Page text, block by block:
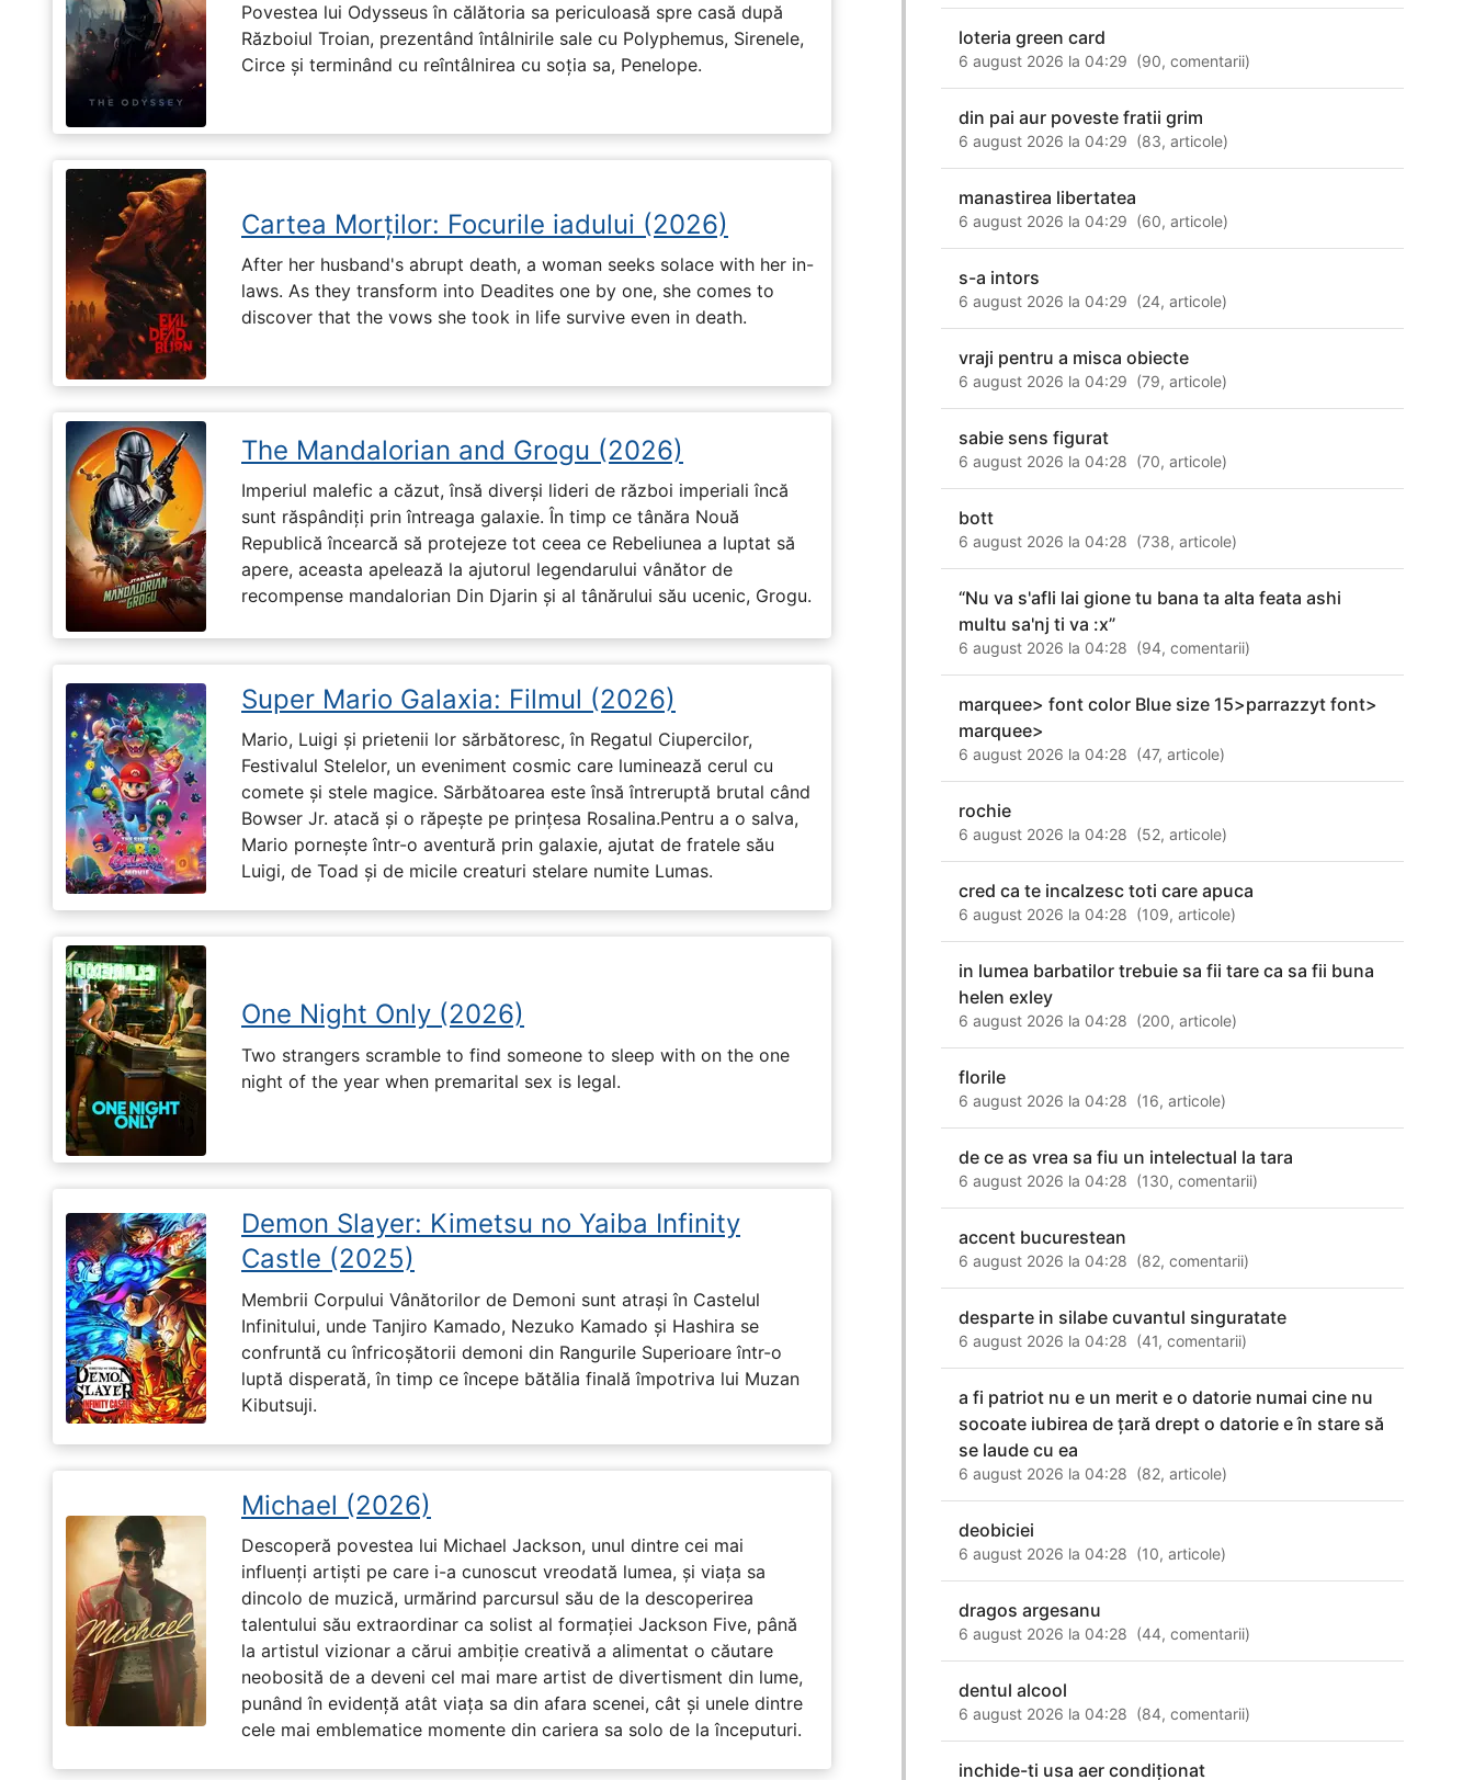
Povestea lui Odysseus în călătoria sa periculoasă spre casă după
Războiul Troian, prezentând întâlnirile sale cu Polyphemus, Sirenele,
Circe și terminând cu reîntâlnirea cu soția sa, Penelope.
Cartea Morților: Focurile iadului (2026)
After her husband's abrupt death, a woman seeks solace with her in-
laws. As they transform into Deadites one by one, she comes to
discover that the vows she took in life survive even in death.
The Mandalorian and Grogu (2026)
Imperiul malefic a căzut, însă diverși lideri de război imperiali încă
sunt răspândiți prin întreaga galaxie. În timp ce tânăra Nouă
Republică încearcă să protejeze tot ceea ce Rebeliunea a luptat să
apere, aceasta apelează la ajutorul legendarului vânător de
recompense mandalorian Din Djarin și al tânărului său ucenic, Grogu.
Super Mario Galaxia: Filmul (2026)
Mario, Luigi și prietenii lor sărbătoresc, în Regatul Ciupercilor,
Festivalul Stelelor, un eveniment cosmic care luminează cerul cu
comete și stele magice. Sărbătoarea este însă întreruptă brutal când
Bowser Jr. atacă și o răpește pe prinţesa Rosalina.Pentru a o salva,
Mario pornește într-o aventură prin galaxie, ajutat de fratele său
Luigi, de Toad și de micile creaturi stelare numite Lumas.
One Night Only (2026)
Two strangers scramble to find someone to sleep with on the one
night of the year when premarital sex is legal.
Demon Slayer: Kimetsu no Yaiba Infinity
Castle (2025)
Membrii Corpului Vânătorilor de Demoni sunt atrași în Castelul
Infinitului, unde Tanjiro Kamado, Nezuko Kamado și Hashira se
confruntă cu înfricoșătorii demoni din Rangurile Superioare într-o
luptă disperată, în timp ce începe bătălia finală împotriva lui Muzan
Kibutsuji.
Michael (2026)
Descoperă povestea lui Michael Jackson, unul dintre cei mai
influenți artiști pe care i-a cunoscut vreodată lumea, și viața sa
dincolo de muzică, urmărind parcursul său de la descoperirea
talentului său extraordinar ca solist al formației Jackson Five, până
la artistul vizionar a cărui ambiție creativă a alimentat o căutare
neobosită de a deveni cel mai mare artist de divertisment din lume,
punând în evidență atât viața sa din afara scenei, cât și unele dintre
cele mai emblematice momente din cariera sa solo de la începuturi.
loteria green card
6 august 2026 la 04:29 (90,comentarii)
din pai aur poveste fratii grim
6 august 2026 la 04:29 (83,articole)
manastirea libertatea
6 august 2026 la 04:29 (60,articole)
s-a intors
6 august 2026 la 04:29 (24,articole)
vraji pentru a misca obiecte
6 august 2026 la 04:29 (79,articole)
sabie sens figurat
6 august 2026 la 04:28 (70,articole)
bott
6 august 2026 la 04:28 (738,articole)
“Nu va s'afli lai gione tu bana ta alta feata ashi
multu sa'nj ti va :x”
6 august 2026 la 04:28 (94,comentarii)
marquee> font color Blue size 15>parrazzyt font>
marquee>
6 august 2026 la 04:28 (47,articole)
rochie
6 august 2026 la 04:28 (52,articole)
cred ca te incalzesc toti care apuca
6 august 2026 la 04:28 (109,articole)
in lumea barbatilor trebuie sa fii tare ca sa fii buna
helen exley
6 august 2026 la 04:28 (200,articole)
florile
6 august 2026 la 04:28 (16,articole)
de ce as vrea sa fiu un intelectual la tara
6 august 2026 la 04:28 (130,comentarii)
accent bucurestean
6 august 2026 la 04:28 (82,comentarii)
desparte in silabe cuvantul singuratate
6 august 2026 la 04:28 (41,comentarii)
a fi patriot nu e un merit e o datorie numai cine nu
socoate iubirea de țară drept o datorie e în stare să
se laude cu ea
6 august 2026 la 04:28 (82,articole)
deobiciei
6 august 2026 la 04:28 (10,articole)
dragos argesanu
6 august 2026 la 04:28 (44,comentarii)
dentul alcool
6 august 2026 la 04:28 (84,comentarii)
inchide-ti usa aer condiţionat